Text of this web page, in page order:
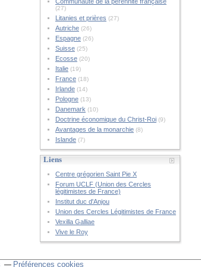
(27)
Litanies et prières (27)
Autriche(26)
Espagne(26)
Suisse(25)
Ecosse(20)
Italie(19)
France(18)
Irlande(14)
Pologne(13)
Danemark (10)
Doctrine économique du Christ-Roi(9)
Avantages de la monarchie(8)
Islande(7)
Liens
Centre grégorien Saint Pie X
Forum UCLF (Union des Cercles
légitimistes de France)
Institut duc d'Anjou
Union des Cercles Légitimistes de France
Vexilla Galliae
Vive le Roy
Préférences cookies